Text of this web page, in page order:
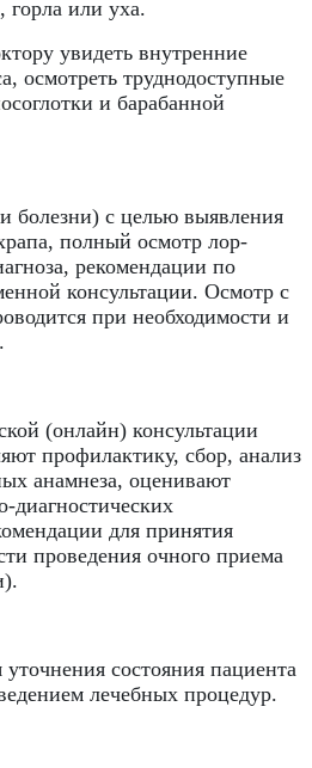
горла или уха.
увидеть внутренние
осмотреть труднодоступные
и барабанной
болезни) с целью выявления
полный осмотр лор-
рекомендации по
консультации. Осмотр с
при необходимости и
(онлайн) консультации
профилактику, сбор, анализ
анамнеза, оценивают
диагностических
для принятия
проведения очного приема
состояния пациента
лечебных процедур.